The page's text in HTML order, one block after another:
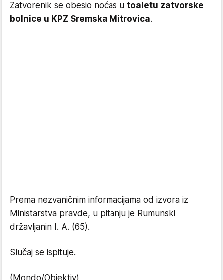
Zatvorenik se obesio noćas u toaletu zatvorske
bolnice u KPZ Sremska Mitrovica.
Prema nezvaničnim informacijama od izvora iz
Ministarstva pravde, u pitanju je Rumunski
državljanin I. A. (65).
Slučaj se ispituje.
(Mondo/Objektiv)